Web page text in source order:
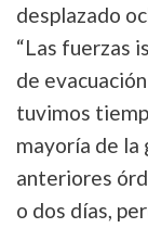
desplazado
“Las fuerzas
de
tuvimos
mayoría de la
anteriores
o dos días,